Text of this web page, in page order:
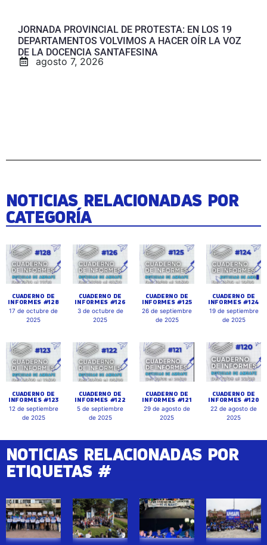
JORNADA PROVINCIAL DE PROTESTA: EN LOS 19
DEPARTAMENTOS VOLVIMOS A HACER OÍR LA VOZ
DE LA DOCENCIA SANTAFESINA
agosto 7, 2026
NOTICIAS RELACIONADAS POR
CATEGORÍA
CUADERNO DE
INFORMES #128
17 de octubre de
2025
CUADERNO DE
INFORMES #126
3 de octubre de
2025
CUADERNO DE
INFORMES #125
26 de septiembre
de 2025
CUADERNO DE
INFORMES #124
19 de septiembre
de 2025
CUADERNO DE
INFORMES #123
12 de septiembre
de 2025
CUADERNO DE
INFORMES #122
5 de septiembre
de 2025
CUADERNO DE
INFORMES #121
29 de agosto de
2025
CUADERNO DE
INFORMES #120
22 de agosto de
2025
NOTICIAS RELACIONADAS POR
ETIQUETAS #